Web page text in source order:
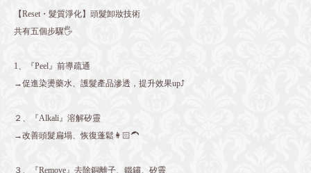
【Reset・髮質淨化】頭髮卸妝技術
共有五個步驟🖐️
1、『Peel』前導疏通
→促進染燙藥水、護髮產品滲透，提升效果up⤴️
２、『Alkali』溶解矽靈
→改善頭髮扁塌、恢復蓬鬆👩🏻‍🦱
３、『Remove』去除銅離子、鐵鏽、矽靈